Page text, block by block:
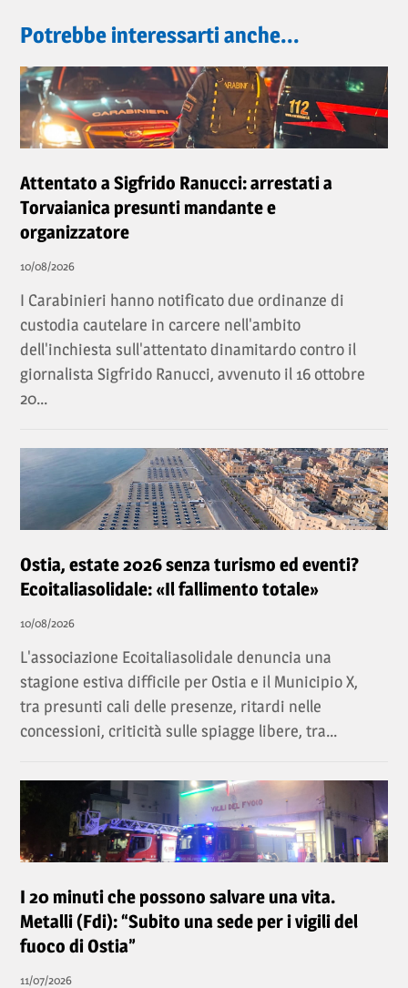
Potrebbe interessarti anche...
Attentato a Sigfrido Ranucci: arrestati a
Torvaianica presunti mandante e
organizzatore
10/08/2026
I Carabinieri hanno notificato due ordinanze di
custodia cautelare in carcere nell'ambito
dell'inchiesta sull'attentato dinamitardo contro il
giornalista Sigfrido Ranucci, avvenuto il 16 ottobre
20...
Ostia, estate 2026 senza turismo ed eventi?
Ecoitaliasolidale: «Il fallimento totale»
10/08/2026
L'associazione Ecoitaliasolidale denuncia una
stagione estiva difficile per Ostia e il Municipio X,
tra presunti cali delle presenze, ritardi nelle
concessioni, criticità sulle spiagge libere, tra...
I 20 minuti che possono salvare una vita.
Metalli (Fdi): “Subito una sede per i vigili del
fuoco di Ostia”
11/07/2026